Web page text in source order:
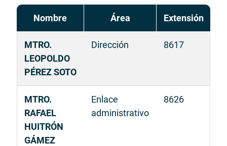
Nombre Área Extensión
MTRO.
LEOPOLDO
PÉREZ SOTO
Dirección 8617
MTRO.
RAFAEL
HUITRÓN
GÁMEZ
Enlace
administrativo
8626